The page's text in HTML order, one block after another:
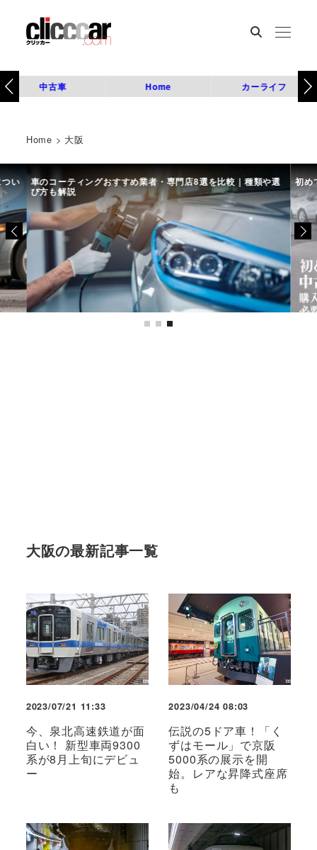
中古車 Home カーライフ
Home > 大阪
い 車のコーティングおすすめ業者・専門店8選を比較｜種類や選
び方も解説
初め
大阪の最新記事一覧
2023/07/21 11:33
今、泉北高速鉄道が面
白い！ 新型車両9300
系が8月上旬にデビュ
ー
2023/04/24 08:03
伝説の5ドア車！「く
ずはモール」で京阪
5000系の展示を開
始。レアな昇降式座席
も